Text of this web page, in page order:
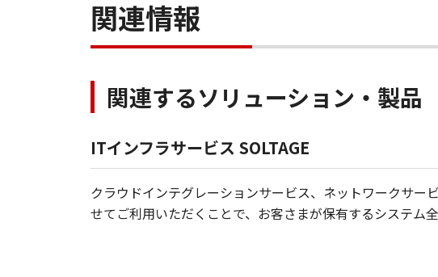
関連情報
関連するソリューション・製品
ITインフラサービス SOLTAGE
クラウドインテグレーションサービス、ネットワークサ
せてご利用いただくことで、お客さまが保有するシステム